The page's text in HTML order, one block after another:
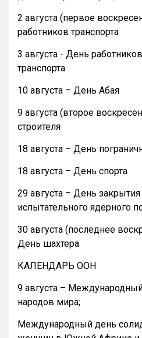
2 августа (первое
работников транспорта
3 августа - День
транспорта
10 августа – День Абая
9 августа (второе
строителя
18 августа – День
18 августа – День спорта
29 августа – День
испытательного ядерного
30 августа (последнее
День шахтера
КАЛЕНДАРЬ ООН
9 августа –
народов мира;
Международный день